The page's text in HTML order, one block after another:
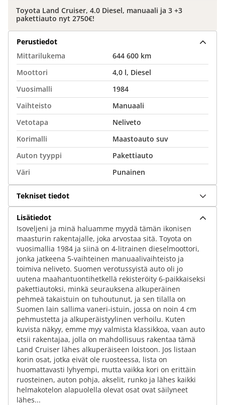
Toyota Land Cruiser, 4.0 Diesel, manuaali ja 3 +3
pakettiauto nyt 2750€!
Perustiedot
Mittarilukema
644 600 km
Moottori
4,0 l, Diesel
Vuosimalli
1984
Vaihteisto
Manuaali
Vetotapa
Neliveto
Korimalli
Maastoauto suv
Auton tyyppi
Pakettiauto
Väri
Punainen
Tekniset tiedot
Lisätiedot
Isoveljeni ja minä haluamme myydä tämän ikonisen
maasturin rakentajalle, joka arvostaa sitä. Toyota on
vuosimallia 1984 ja siinä on 4-litrainen dieselmoottori,
jonka jatkeena 5-vaihteinen manuaalivaihteisto ja
toimiva neliveto. Suomen verotussyistä auto oli jo
uutena maahantuontihetkellä rekisteröity 6-paikkaiseksi
pakettiautoksi, minkä seurauksena alkuperäinen
pehmeä takaistuin on tuhoutunut, ja sen tilalla on
Suomen lain sallima vaneri-istuin, jossa on noin 4 cm
pehmustetta ja alkuperäistyylinen verhoilu. Kuten
kuvista näkyy, emme myy valmista klassikkoa, vaan auto
etsii rakentajaa, jolla on mahdollisuus rakentaa tämä
Land Cruiser lähes alkuperäiseen loistoon. Jos listaan
korin osat, jotka eivät ole ruosteessa, lista on
huomattavasti lyhyempi, mutta vaikka kori on erittäin
ruosteinen, auton pohja, akselit, runko ja lähes kaikki
helmakotelon alapuolella olevat osat ovat säilyneet
lähes...